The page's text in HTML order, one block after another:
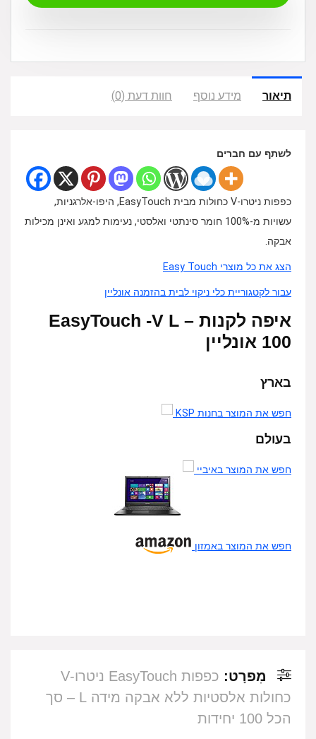
תיאור מידע נוסף חוות דעת (0)
לשתף עם חברים
כפפות ניטרו-V כחולות מבית EasyTouch, היפו-אלרגניות,
עשויות מ-100% חומר סינתטי ואלסטי, נעימות למגע ואינן מכילות
אבקה.
הצג את כל מוצרי Easy Touch
עבור לקטגוריית כלי ניקוי לבית בהזמנה אונליין
איפה לקנות EasyTouch -V L –
100 אונליין
בארץ
חפש את המוצר בחנות KSP
בעולם
חפש את המוצר באיביי
חפש את המוצר באמזון
מִפרָט:
כפפות EasyTouch ניטרו-V
כחולות אלסטיות ללא אבקה מידה L – סך
הכל 100 יחידות